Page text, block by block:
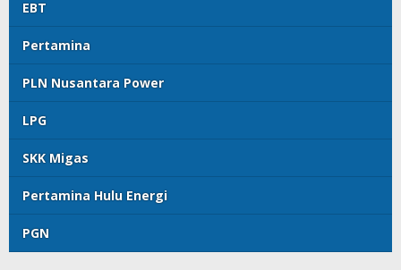
EBT
Pertamina
PLN Nusantara Power
LPG
SKK Migas
Pertamina Hulu Energi
PGN